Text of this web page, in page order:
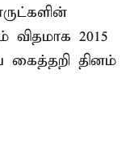
விதமாக 2015
கைத்தறி தினம்